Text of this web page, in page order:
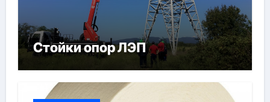
Стойки опор ЛЭП